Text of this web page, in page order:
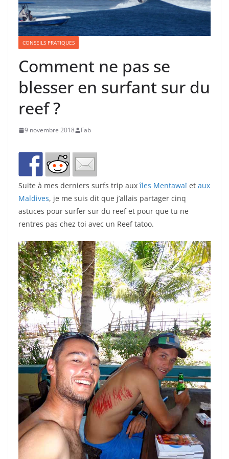
CONSEILS PRATIQUES
Comment ne pas se
blesser en surfant sur du
reef ?
9 novembre 2018 Fab
Suite à mes derniers surfs trip auxîles Mentawaï et aux
Maldives, je me suis dit que j’allais partager cinq
astuces pour surfer sur du reef et pour que tu ne
rentres pas chez toi avec un Reef tatoo.